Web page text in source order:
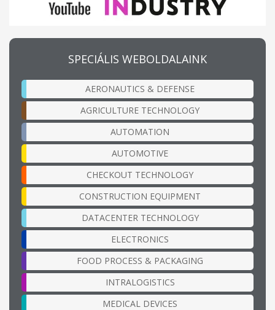
SPECIÁLIS WEBOLDALAINK
AERONAUTICS & DEFENSE
AGRICULTURE TECHNOLOGY
AUTOMATION
AUTOMOTIVE
CHECKOUT TECHNOLOGY
CONSTRUCTION EQUIPMENT
DATACENTER TECHNOLOGY
ELECTRONICS
FOOD PROCESS & PACKAGING
INTRALOGISTICS
MEDICAL DEVICES